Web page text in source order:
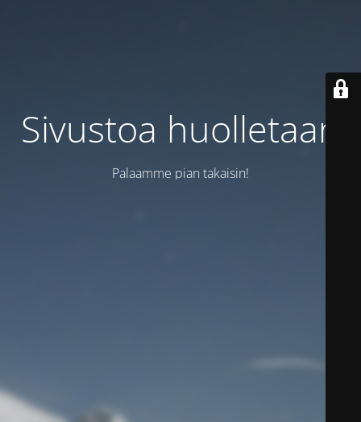
Sivustoa huolletaan
Palaamme pian takaisin!